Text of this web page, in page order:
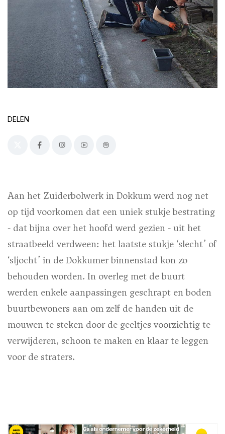
DELEN
Aan het Zuiderbolwerk in Dokkum werd nog net
op tijd voorkomen dat een uniek stukje bestrating
- dat bijna over het hoofd werd gezien - uit het
straatbeeld verdween: het laatste stukje ‘slecht’ of
‘sljocht’ in de Dokkumer binnenstad kon zo
behouden worden. In overleg met de buurt
werden enkele aanpassingen geschrapt en boden
buurtbewoners aan om zelf de handen uit de
mouwen te steken door de geeltjes voorzichtig te
verwijderen, schoon te maken en klaar te leggen
voor de straters.